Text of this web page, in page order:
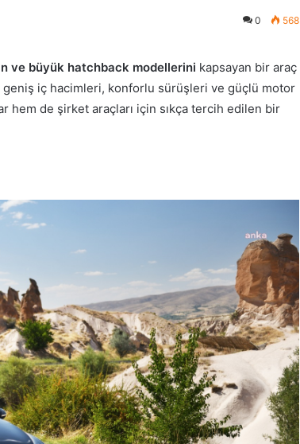
0 568
ve büyük hatchback modellerini kapsayan bir araç
geniş iç hacimleri, konforlu sürüşleri ve güçlü motor
hem de şirket araçları için sıkça tercih edilen bir